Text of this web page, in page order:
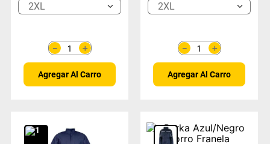
2XL
＋
－
Agregar Al Carro
2XL
＋
－
Agregar Al Carro